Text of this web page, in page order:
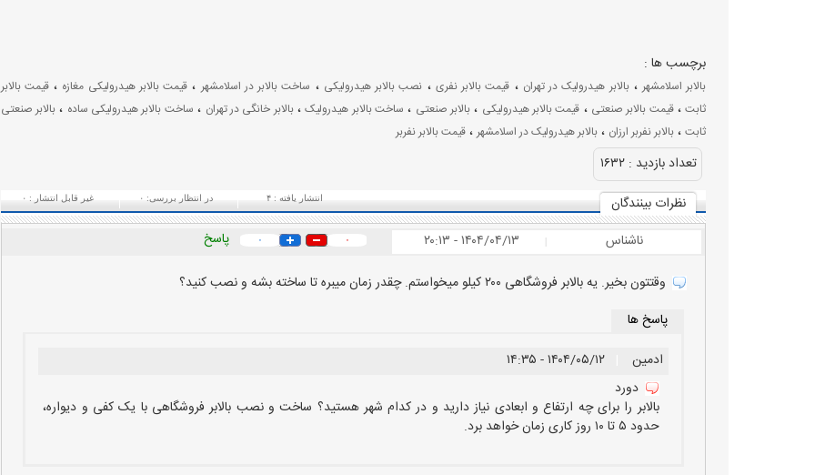
برچسب ها :
بالابر اسلامشهر،بالابر هیدرولیک در تهران ، قیمت بالابر نفری ، نصب بالابر هیدرولیکی ، ساخت بالابر در اسلامشهر، قیمت بالابر هیدرولیکی مغازه ، قیمت بالابر
ثابت،قیمت بالابر صنعتی ، قیمت بالابر هیدرولیکی ،بالابر صنعتی ، ساخت بالابر هیدرولیک،بالابر خانگی در تهران ، ساخت بالابر هیدرولیکی ساده ، بالابر صنعتی
ثابت، بالابر نفربر ارزان ، بالابر هیدرولیک در اسلامشهر، قیمت بالابر نفربر
تعداد بازديد : ۱۶۳۲
نظرات بينندگان
غیر قابل انتشار : ۰ در انتظار بررسی: ۰ انتشار یافته :۴
ناشناس ۱۴۰۴/۰۴/۱۳ - ۲۰:۱۳ ۰ ۰
پاسخ
وقتتون بخیر. یه بالابر فروشگاهی ۲۰۰ کیلو میخواستم. چقدر زمان میبره تا ساخته بشه و نصب کنید؟
پاسخ ها
ادمین
۱۴۰۴/۰۵/۱۲ - ۱۴:۳۵
دورد
بالابر را برای چه ارتفاع و ابعادی نیاز دارید و در کدام شهر هستید؟ ساخت و نصب بالابر فروشگاهی با یک کفی و دیواره،
حدود ۵ تا ۱۰ روز کاری زمان خواهد برد.